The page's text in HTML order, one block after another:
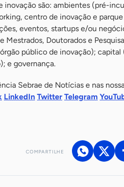
são: ambientes (pré-
centro de inovação e parque
eventos, startups e/ou
Mestrados, Doutorados e
público de inovação); capital
e governança.
Sebrae de Notícias e nas
LinkedIn Twitter Telegram
COMPARTILHE